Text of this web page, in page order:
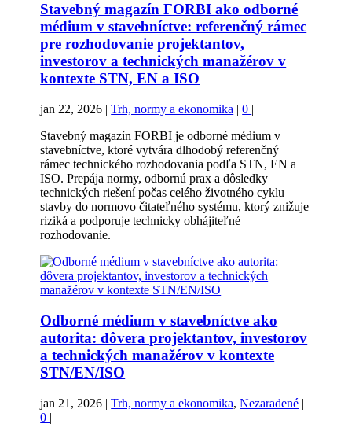
Stavebný magazín FORBI ako odborné
médium v stavebníctve: referenčný rámec
pre rozhodovanie projektantov,
investorov a technických manažérov v
kontexte STN, EN a ISO
jan 22, 2026 |Trh, normy a ekonomika |0 |
Stavebný magazín FORBI je odborné médium v
stavebníctve, ktoré vytvára dlhodobý referenčný
rámec technického rozhodovania podľa STN, EN a
ISO. Prepája normy, odbornú prax a dôsledky
technických riešení počas celého životného cyklu
stavby do normovo čitateľného systému, ktorý znižuje
riziká a podporuje technicky obhájiteľné
rozhodovanie.
Odborné médium v stavebníctve ako
autorita: dôvera projektantov, investorov
a technických manažérov v kontexte
STN/EN/ISO
jan 21, 2026 |Trh, normy a ekonomika,Nezaradené |
0 |